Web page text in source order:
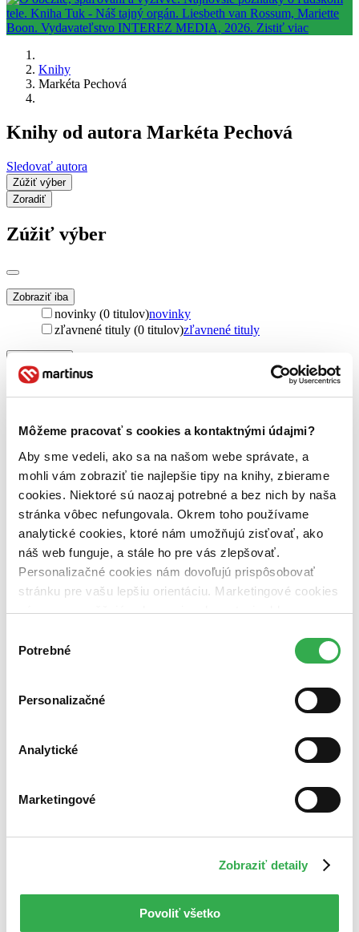
Môžeme pracovať s cookies a kontaktnými údajmi?
Aby sme vedeli, ako sa na našom webe správate, a
mohli vám zobraziť tie najlepšie tipy na knihy, zbierame
cookies. Niektoré sú naozaj potrebné a bez nich by naša
stránka vôbec nefungovala. Okrem toho používame
analytické cookies, ktoré nám umožňujú zisťovať, ako
náš web funguje, a stále ho pre vás zlepšovať.
Personalizačné cookies nám dovoľujú prispôsobovať
stránku pre vašu lepšiu orientáciu. Marketingové cookies
nám zas umožňujú zobrazenie relevantnej reklamy.
nám pomohlo, keby sme mohli používať všetky tieto
súhlasu
Potrebné
Personalizačné
Analytické
Marketingové
Zobraziť detaily
Povoliť všetko
Knihy
Markéta Pechová
Knihy od autora Markéta Pechová
Sledovať autora
Zúžiť výber
Zoradiť
Zúžiť výber
Zobraziť iba
novinky (0 titulov)novinky
zľavnené tituly (0 titulov)zľavnené tituly
na centrálnom sklade (0 titulov)
na centrálnom sklade
dostupná (bez vypredaných) (0 titulov) dostupná (bez
vypredaných)
Nové / čítané
nová (0 titulov)nová
čítaná (0 titulov) čítaná
čítaná - výborný stav (0 titulov)čítaná - výborný stav
čítaná - mierne opotrebovaná (0 titulov)čítaná - mierne
opotrebovaná
čítané verzie vypredaných kníh (0 titulov)
vypredaných kníh
Zoradiť
Novinky
Najdrahšie
vyhovujúci zadaným podmienkam.